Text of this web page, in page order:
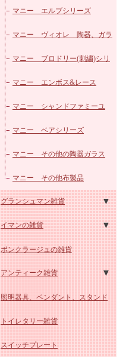
ーズ
マニー エルブシリーズ
マニー ヴィオレ 陶器、ガラ
ス
マニー ブロドリー(刺繍)シリ
ーズ
マニー エンボス&レース
マニー シャンドファミーユ
マニー ベアシリーズ
マニー その他の陶器ガラス
マニー その他布製品
グランシュマン雑貨
グランシュマン 木製品・家具
グランシュマン インテリア
グランシュマン カーデニング
雑貨
マニー グランシュマン 布シ
リーズ
グランシュマン バスケット
グランシュマン スタンド・照
イマンの雑貨
イマン かほり 陶器、ホーロ
ー
イマン しおりシリーズ
イマンももかシリーズ
イマン ビビアン 陶器、ホー
ロー
イマン スミレ 陶器、ホーロ
ボンクラージュの雑貨
アンティーク雑貨
アンティーク スージークーパ
ー
アンティーク ブルー&ホワイ
ト
アンティーク ホーロー雑貨
照明器具、ペンダント、スタンド
トイレタリー雑貨
スイッチプレート